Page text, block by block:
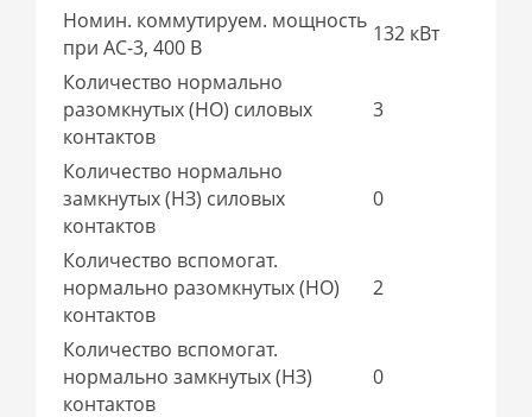
Номин. коммутируем. мощность
при AC-3, 400 В
132 кВт
Количество нормально
разомкнутых (НО) силовых
контактов
3
Количество нормально
замкнутых (НЗ) силовых
контактов
0
Количество вспомогат.
нормально разомкнутых (НО)
контактов
2
Количество вспомогат.
нормально замкнутых (НЗ)
контактов
0